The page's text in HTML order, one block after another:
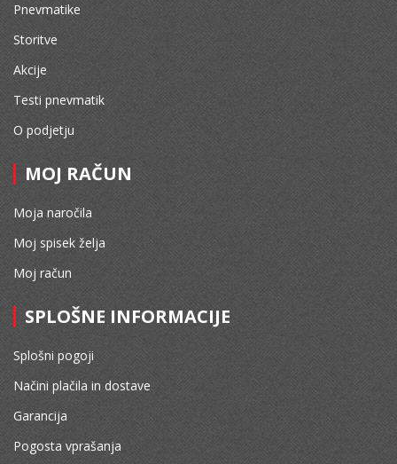
Pnevmatike
Storitve
Akcije
Testi pnevmatik
O podjetju
MOJ RAČUN
Moja naročila
Moj spisek želja
Moj račun
SPLOŠNE INFORMACIJE
Splošni pogoji
Načini plačila in dostave
Garancija
Pogosta vprašanja